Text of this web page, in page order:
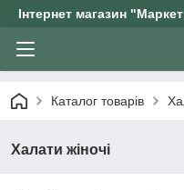
Інтернет магазин
Каталог товарів
Халати жіночі